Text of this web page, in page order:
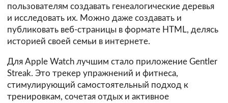
пользователям создавать генеалогические деревья
и исследовать их. Можно даже создавать и
публиковать веб-страницы в формате HTML, делясь
историей своей семьи в интернете.
Для Apple Watch лучшим стало приложение Gentler
Streak. Это трекер упражнений и фитнеса,
стимулирующий самостоятельный подход к
тренировкам, сочетая отдых и активное